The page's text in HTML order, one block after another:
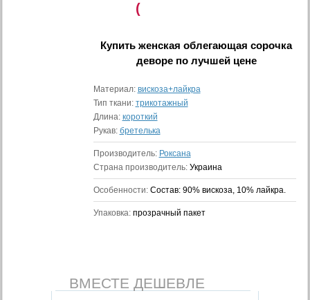
(
Купитьженская облегающая сорочка
деворепо лучшей цене
Материал: вискоза+лайкра
Тип ткани: трикотажный
Длина: короткий
Рукав: бретелька
Производитель: Роксана
Страна производитель: Украина
Особенности: Состав: 90% вискоза, 10% лайкра.
Упаковка: прозрачный пакет
ВМЕСТЕ ДЕШЕВЛЕ